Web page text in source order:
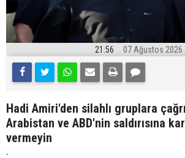
21:56 07 Ağustos 2026
Hadi Amiri'den silahlı gruplara
Arabistan ve ABD'nin saldırısına
vermeyin
.